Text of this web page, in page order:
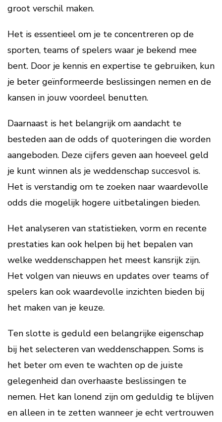
groot verschil maken.
Het is essentieel om je te concentreren op de
sporten, teams of spelers waar je bekend mee
bent. Door je kennis en expertise te gebruiken, kun
je beter geïnformeerde beslissingen nemen en de
kansen in jouw voordeel benutten.
Daarnaast is het belangrijk om aandacht te
besteden aan de odds of quoteringen die worden
aangeboden. Deze cijfers geven aan hoeveel geld
je kunt winnen als je weddenschap succesvol is.
Het is verstandig om te zoeken naar waardevolle
odds die mogelijk hogere uitbetalingen bieden.
Het analyseren van statistieken, vorm en recente
prestaties kan ook helpen bij het bepalen van
welke weddenschappen het meest kansrijk zijn.
Het volgen van nieuws en updates over teams of
spelers kan ook waardevolle inzichten bieden bij
het maken van je keuze.
Ten slotte is geduld een belangrijke eigenschap
bij het selecteren van weddenschappen. Soms is
het beter om even te wachten op de juiste
gelegenheid dan overhaaste beslissingen te
nemen. Het kan lonend zijn om geduldig te blijven
en alleen in te zetten wanneer je echt vertrouwen